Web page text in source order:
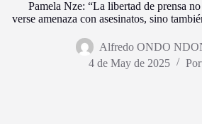
Pamela Nze: “La libertad de prensa
verse amenaza con asesinatos, sino
Alfredo ONDO
4 de May de 2025